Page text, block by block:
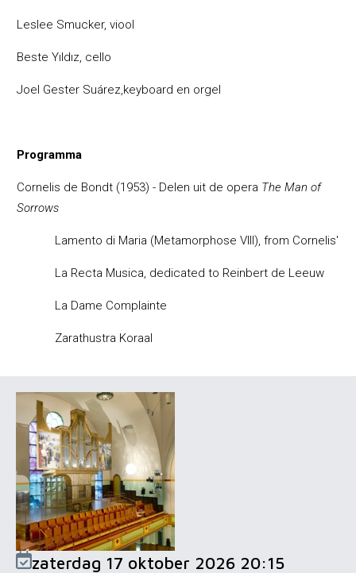
Leslee Smucker, viool
Beste Yıldız, cello
Joel Gester Suárez,keyboard en orgel
Programma
Cornelis de Bondt (1953) - Delen uit de opera The Man of
Sorrows
Lamento di Maria (Metamorphose VIII), from Cornelis'
La Recta Musica, dedicated to Reinbert de Leeuw
La Dame Complainte
Zarathustra Koraal
zaterdag 17 oktober 2026 20:15